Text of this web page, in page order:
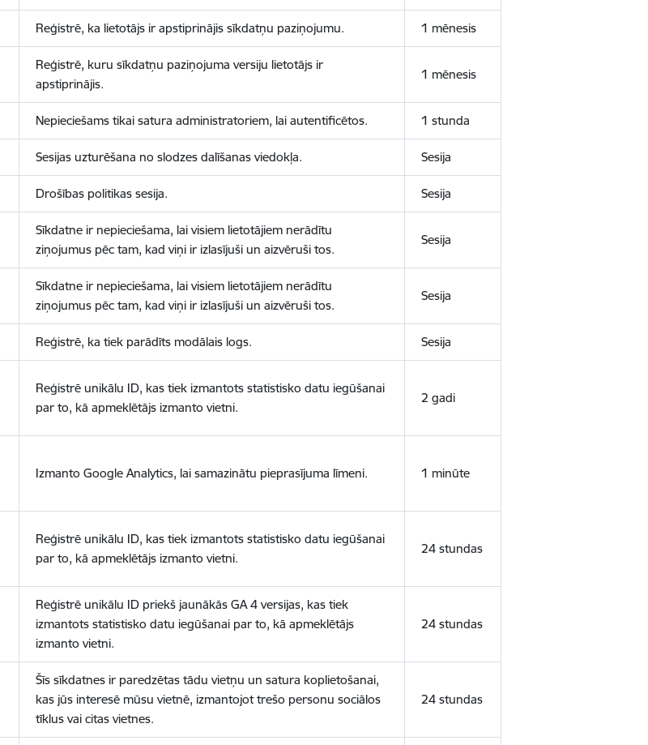
Reģistrē, ka lietotājs ir apstiprinājis sīkdatņu paziņojumu. 1 mēnesis
Reģistrē, kuru sīkdatņu paziņojuma versiju lietotājs ir
apstiprinājis.
1 mēnesis
Nepieciešams tikai satura administratoriem, lai autentificētos. 1 stunda
Sesijas uzturēšana no slodzes dalīšanas viedokļa. Sesija
Drošības politikas sesija. Sesija
Sīkdatne ir nepieciešama, lai visiem lietotājiem nerādītu
ziņojumus pēc tam, kad viņi ir izlasījuši un aizvēruši tos.
Sesija
Sīkdatne ir nepieciešama, lai visiem lietotājiem nerādītu
ziņojumus pēc tam, kad viņi ir izlasījuši un aizvēruši tos.
Sesija
Reģistrē, ka tiek parādīts modālais logs. Sesija
Reģistrē unikālu ID, kas tiek izmantots statistisko datu iegūšanai
par to, kā apmeklētājs izmanto vietni.
2 gadi
Izmanto Google Analytics, lai samazinātu pieprasījuma līmeni. 1 minūte
Reģistrē unikālu ID, kas tiek izmantots statistisko datu iegūšanai
par to, kā apmeklētājs izmanto vietni.
24 stundas
Reģistrē unikālu ID priekš jaunākās GA 4 versijas, kas tiek
izmantots statistisko datu iegūšanai par to, kā apmeklētājs
izmanto vietni.
24 stundas
Šīs sīkdatnes ir paredzētas tādu vietņu un satura koplietošanai,
kas jūs interesē mūsu vietnē, izmantojot trešo personu sociālos
tīklus vai citas vietnes.
24 stundas